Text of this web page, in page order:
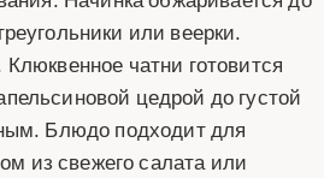
или веерки.
чатни готовится
цедрой до густой
Блюдо подходит для
из свежего салата или